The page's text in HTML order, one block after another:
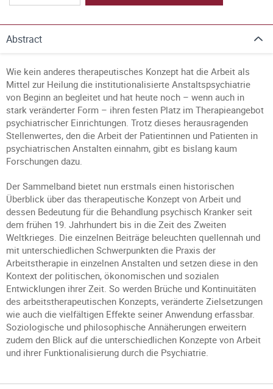
Abstract
Wie kein anderes therapeutisches Konzept hat die Arbeit als
Mittel zur Heilung die institutionalisierte Anstaltspsychiatrie
von Beginn an begleitet und hat heute noch – wenn auch in
stark veränderter Form – ihren festen Platz im Therapieangebot
psychiatrischer Einrichtungen. Trotz dieses herausragenden
Stellenwertes, den die Arbeit der Patientinnen und Patienten in
psychiatrischen Anstalten einnahm, gibt es bislang kaum
Forschungen dazu.
Der Sammelband bietet nun erstmals einen historischen
Überblick über das therapeutische Konzept von Arbeit und
dessen Bedeutung für die Behandlung psychisch Kranker seit
dem frühen 19. Jahrhundert bis in die Zeit des Zweiten
Weltkrieges. Die einzelnen Beiträge beleuchten quellennah und
mit unterschiedlichen Schwerpunkten die Praxis der
Arbeitstherapie in einzelnen Anstalten und setzen diese in den
Kontext der politischen, ökonomischen und sozialen
Entwicklungen ihrer Zeit. So werden Brüche und Kontinuitäten
des arbeitstherapeutischen Konzepts, veränderte Zielsetzungen
wie auch die vielfältigen Effekte seiner Anwendung erfassbar.
Soziologische und philosophische Annäherungen erweitern
zudem den Blick auf die unterschiedlichen Konzepte von Arbeit
und ihrer Funktionalisierung durch die Psychiatrie.